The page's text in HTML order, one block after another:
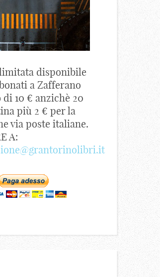
disponibile
a Zafferano
10 € anzichè 20
più 2 € per la
via poste italiane.
A: